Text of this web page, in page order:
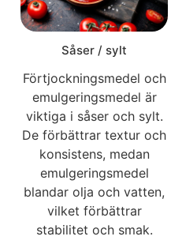
Såser / sylt
Förtjockningsmedel och
emulgeringsmedel är
viktiga i såser och sylt.
De förbättrar textur och
konsistens, medan
emulgeringsmedel
blandar olja och vatten,
vilket förbättrar
stabilitet och smak.